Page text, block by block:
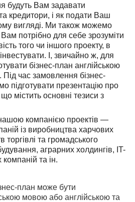
будуть Вам задавати
кредитори, і як подати Ваш
вигляді. Ми також можемо
потрібно для себе зрозуміти
того чи іншого проекту, в
. І, звичайно ж, для
бізнес-план англійською
час замовлення бізнес-
підготувати презентацію про
містить основні тезиси з
компанією проектів ―
із виробництва харчових
торгівлі та громадського
аграрних холдингів, IT-
компаній та ін.
план може бути
мовою або англійською та